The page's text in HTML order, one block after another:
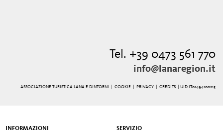
Tel. +39 0473 561 770
info@lanaregion.it
ASSOCIAZIONE TURISTICA LANA E DINTORNI | COOKIE PRIVACY| CREDITS | UID IT01494100215
INFORMAZIONI
SERVIZIO